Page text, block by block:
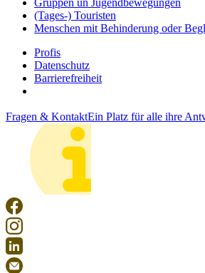
Gruppen un Jugendbewegungen
(Tages-) Touristen
Menschen mit Behinderung oder
Profis
Datenschutz
Barrierefreiheit
Fragen & KontaktEin Platz für alle ihre